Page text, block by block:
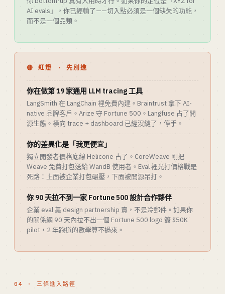
AI evals」，你已經輸了——切入點必須是一個缺失的功能，
而不是一個品類。
🔴 紅燈 · 先別進
你在做第 19 家通用 LLM tracing 工具
LangSmith 在 LangChain 裡免費內建。Braintrust 拿下 AI-
native 品牌客戶。Arize 守 Fortune 500。Langfuse 占了開
源生態。橫向 trace + dashboard 已經沒縫了，停手。
你的差異化是「我更便宜」
獨立開發者價格底線 Helicone 占了。CoreWeave 剛把
Weave 免費打包送給 WandB 使用者。Eval 裡光打價格戰是
死路：上面被企業打包碾壓，下面被開源吊打。
你 90 天拉不到一家 Fortune 500 設計合作夥伴
企業 eval 靠 design partnership 賣，不是冷郵件。如果你
的關係網 90 天內拉不出一個 Fortune 500 logo 簽 $50K
pilot，2 年跑道的數學算不過來。
04 · 三條進入路徑